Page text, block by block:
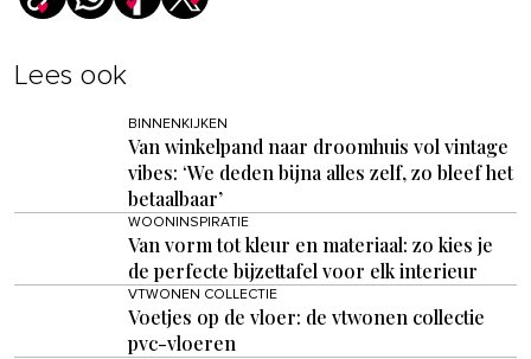
Lees ook
BINNENKIJKEN
Van winkelpand naar droomhuis vol vintage
vibes: ‘We deden bijna alles zelf, zo bleef het
betaalbaar’
WOONINSPIRATIE
Van vorm tot kleur en materiaal: zo kies je
de perfecte bijzettafel voor elk interieur
VTWONEN COLLECTIE
Voetjes op de vloer: de vtwonen collectie
pvc-vloeren